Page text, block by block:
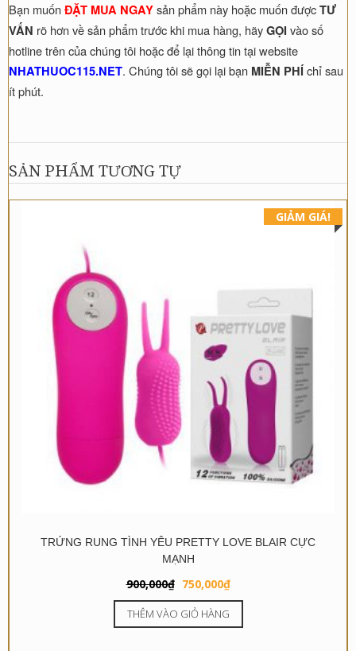
Bạn muốnĐẶT MUA NGAYsản phẩm này hoặc muốn đượcTƯ
VẤN rõ hơn về sản phẩm trước khi mua hàng, hãyGỌI vào số
hotline trên của chúng tôi hoặc để lại thông tin tại website
NHATHUOC115.NET. Chúng tôi sẽ gọi lại bạn MIỄN PHÍchỉ sau
ít phút.
SẢN PHẨM TƯƠNG TỰ
GIẢM GIÁ!
TRỨNG RUNG TÌNH YÊU PRETTY LOVE BLAIR CỰC
MẠNH
900,000₫ Giá
gốc
là:
900,000₫.
750,000₫Giá
hiện
là:
THÊM VÀO GIỎ HÀNG